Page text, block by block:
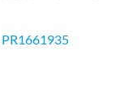
PR1661935